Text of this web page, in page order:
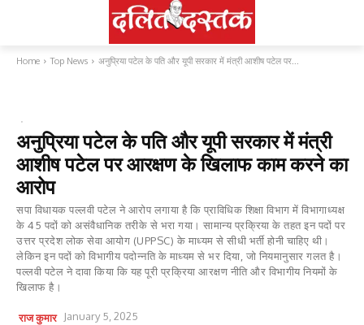
Home Top News अनुप्रिया पटेल के पति और यूपी सरकार में मंत्री आशीष पटेल पर...
अनुप्रिया पटेल के पति और यूपी सरकार में मंत्री
आशीष पटेल पर आरक्षण के खिलाफ काम करने का
आरोप
सपा विधायक पल्लवी पटेल ने आरोप लगाया है कि प्राविधिक शिक्षा विभाग में विभागाध्यक्ष
के 45 पदों को असंवैधानिक तरीके से भरा गया। सामान्य प्रक्रिया के तहत इन पदों पर
उत्तर प्रदेश लोक सेवा आयोग (UPPSC) के माध्यम से सीधी भर्ती होनी चाहिए थी।
लेकिन इन पदों को विभागीय पदोन्नति के माध्यम से भर दिया, जो नियमानुसार गलत है।
पल्लवी पटेल ने दावा किया कि यह पूरी प्रक्रिया आरक्षण नीति और विभागीय नियमों के
खिलाफ है।
राज कुमार January 5, 2025